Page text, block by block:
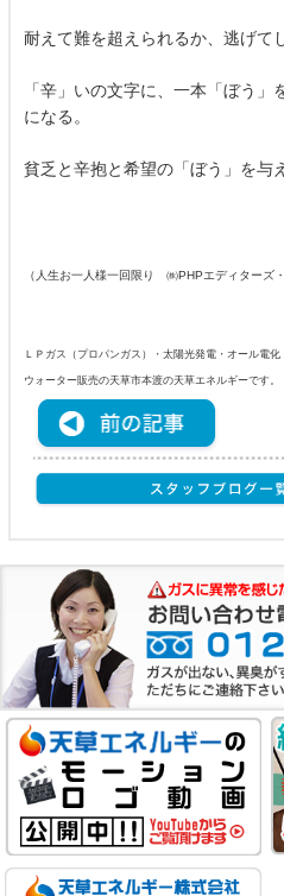
耐えて難を超えられるか、逃げて
「辛」いの文字に、一本「ぼう
になる。
貧乏と辛抱と希望の「ぼう」を与
（人生お一人様一回限り ㈱PHPエディターズ・
ＬＰガス（プロパンガス）・太陽光発電・オール電
ウォーター販売の天草市本渡の天草エネルギーです。